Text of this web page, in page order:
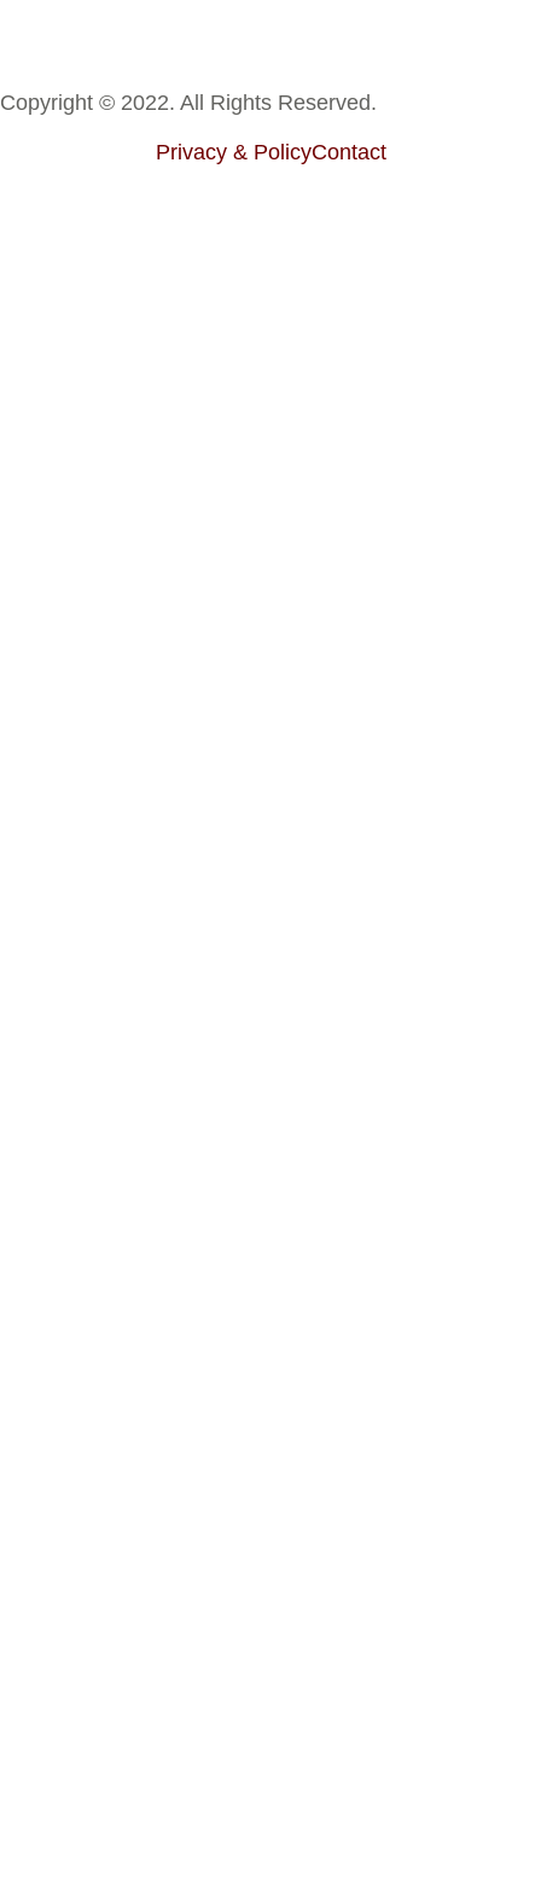
Copyright © 2022. All Rights Reserved.
Privacy & PolicyContact